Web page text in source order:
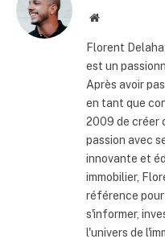
Site
Florent
est un
Après avoir
en tant que
2009 de créer
passion avec
innovante et
immobilier,
référence
s'informer,
l'univers de